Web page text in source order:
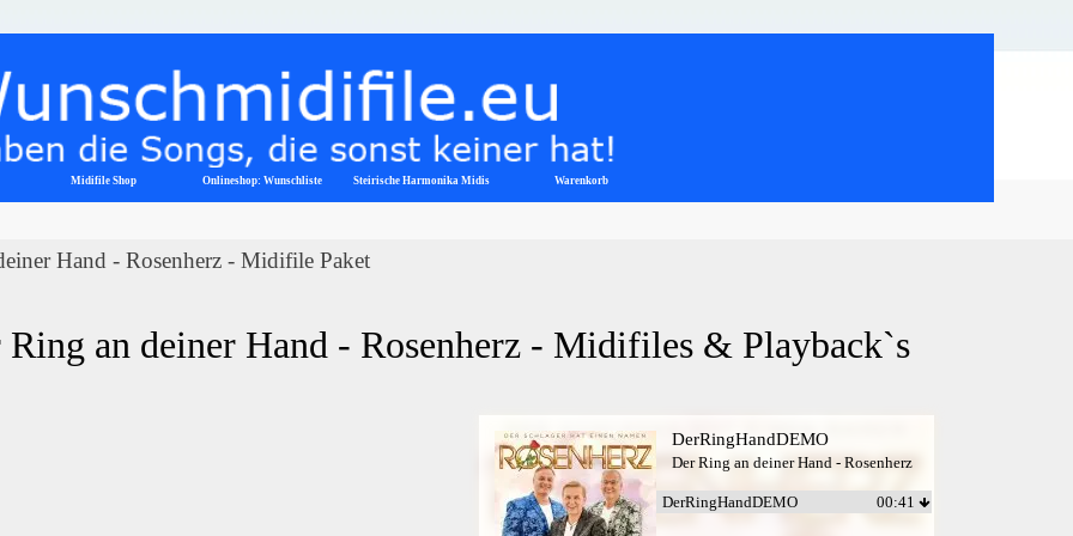
Menü überspringen
Midifile Shop ▼
Onlineshop: Wunschliste Steirische Harmonika Midis ▼
Warenkorb
Hand - Rosenherz - Midifile Paket
Ring an deiner Hand - Rosenherz - Midifiles & Playback`s
DerRingHandDEMO
Der Ring an deiner Hand - Rosenherz
DerRingHandDEMO 00:41